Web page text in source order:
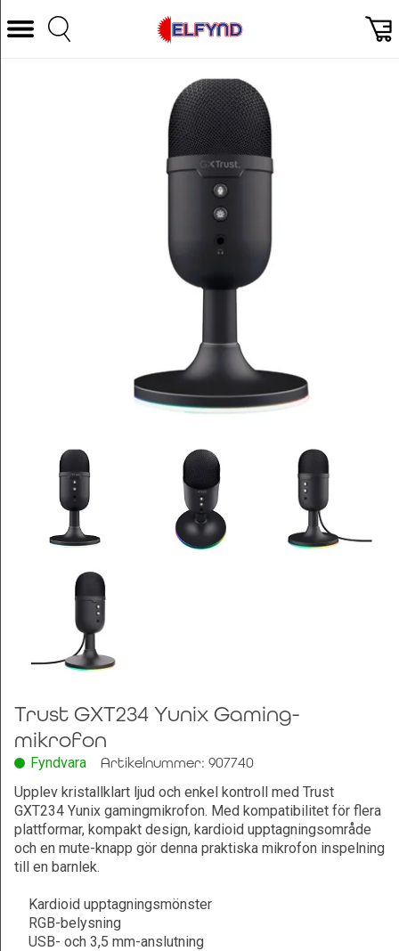
Välj Kategori
Wearables och träning
Trust GXT234 Yunix Gaming-
mikrofon
Fyndvara
Artikelnummer: 907740
Upplev kristallklart ljud och enkel kontroll med Trust
GXT234 Yunix gamingmikrofon. Med kompatibilitet för flera
plattformar, kompakt design, kardioid upptagningsområde
och en mute-knapp gör denna praktiska mikrofon inspelning
till en barnlek.
Kardioid upptagningsmönster
RGB-belysning
USB- och 3,5 mm-anslutning